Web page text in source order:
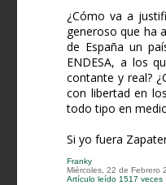
¿Cómo va a
generoso que ha
de España un
ENDESA, a los
contante y real?
con libertad en
todo tipo en
Si yo fuera
Franky
Miércoles, 22 de Febrero
Artículo leído 1517 veces